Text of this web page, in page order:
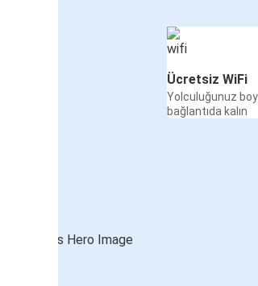
Ücretsiz WiFi
Yolculuğunuz
bağlantıda kalın